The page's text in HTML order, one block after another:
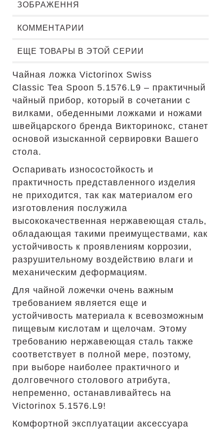
ЗОБРАЖЕННЯ
КОММЕНТАРИИ
ЕЩЕ ТОВАРЫ В ЭТОЙ СЕРИИ
Чайная ложка Victorinox Swiss
Classic Tea Spoon 5.1576.L9 – практичный
чайный прибор, который в сочетании с
вилками, обеденными ложками и ножами
швейцарского бренда Викторинокс, станет
основой изысканной сервировки Вашего
стола.
Оспаривать износостойкость и
практичность представленного изделия
не приходится, так как материалом его
изготовления послужила
высококачественная нержавеющая сталь,
обладающая такими преимуществами, как
устойчивость к проявлениям коррозии,
разрушительному воздействию влаги и
механическим деформациям.
Для чайной ложечки очень важным
требованием является еще и
устойчивость материала к всевозможным
пищевым кислотам и щелочам. Этому
требованию нержавеющая сталь также
соответствует в полной мере, поэтому,
при выборе наиболее практичного и
долговечного столового атрибута,
непременно, останавливайтесь на
Victorinox 5.1576.L9!
Комфортной эксплуатации аксессуара